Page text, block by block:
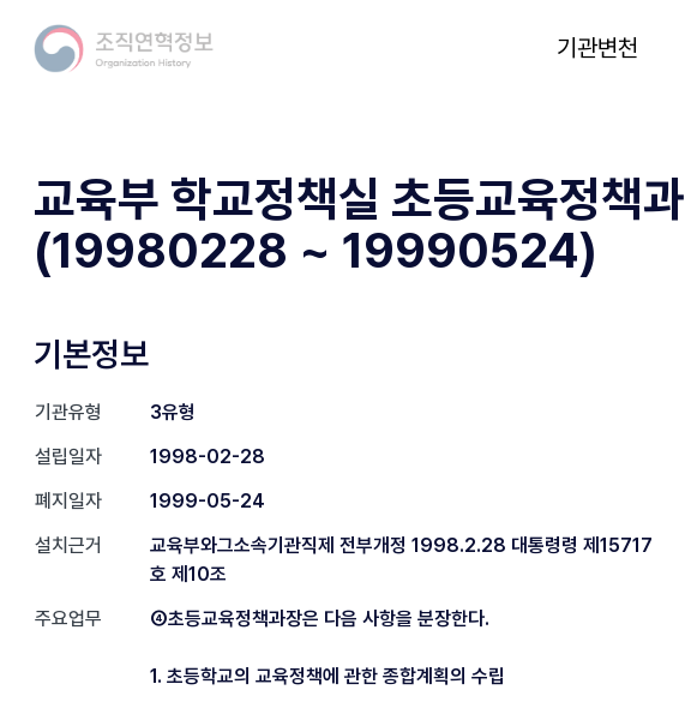
기관변천
교육부 학교정책실 초등교육정책과
(19980228 ~ 19990524)
기본정보
기관유형
3유형
설립일자
1998-02-28
폐지일자
1999-05-24
설치근거
교육부와그소속기관직제 전부개정 1998.2.28 대통령령 제15717
호 제10조
주요업무
④초등교육정책과장은 다음 사항을 분장한다.
1. 초등학교의 교육정책에 관한 종합계획의 수립